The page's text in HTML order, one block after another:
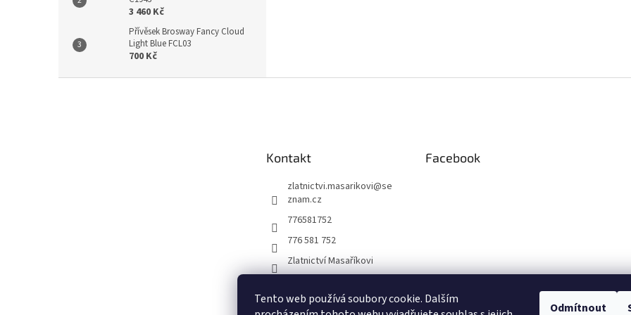
Tento web používá soubory cookie. Dalším
Odmítnout
3 460 Kč
Přívěsek Brosway Fancy Cloud
Light Blue FCL03
700 Kč
Kontakt
zlatnictvi.masarikovi@se
znam.cz
776581752
776 581 752
Zlatnictví Masaříkovi
Facebook
Formuláře